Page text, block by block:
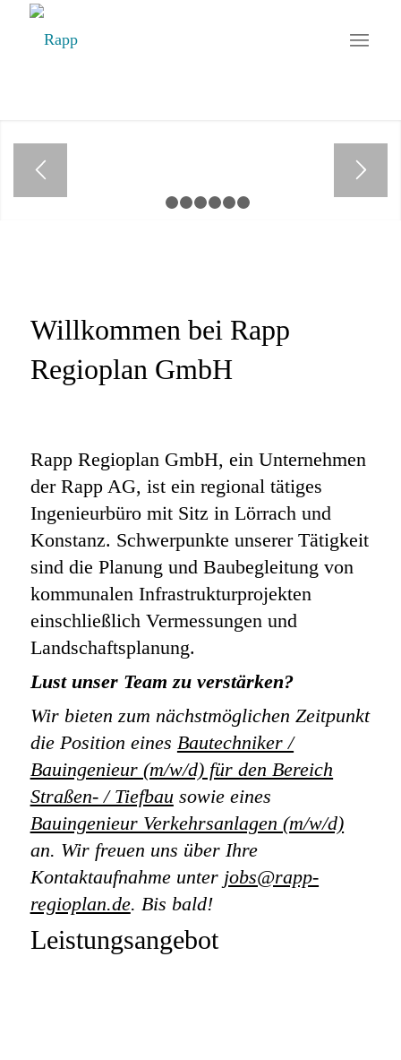
Willkommen bei Rapp
Regioplan GmbH
Rapp Regioplan GmbH, ein Unternehmen
der Rapp AG, ist ein regional tätiges
Ingenieurbüro mit Sitz in Lörrach und
Konstanz. Schwerpunkte unserer Tätigkeit
sind die Planung und Baubegleitung von
kommunalen Infrastrukturprojekten
einschließlich Vermessungen und
Landschaftsplanung.
Lust unser Team zu verstärken?
Wir bieten zum nächstmöglichen Zeitpunkt
die Position eines Bautechniker /
Bauingenieur (m/w/d) für den Bereich
Straßen- / Tiefbausowie eines
Bauingenieur Verkehrsanlagen (m/w/d)
an. Wir freuen uns über Ihre
Kontaktaufnahme unter jobs@rapp-
regioplan.de. Bis bald!
Leistungsangebot